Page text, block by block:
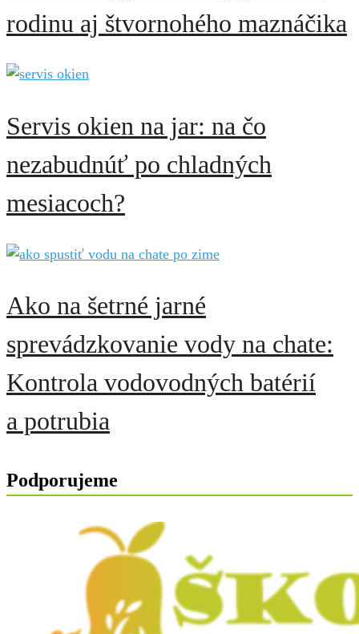
rodinu aj štvornohého maznáčika
Servis okien na jar: na čo
nezabudnúť po chladných
mesiacoch?
Ako na šetrné jarné
sprevádzkovanie vody na chate:
Kontrola vodovodných batérií
a potrubia
Podporujeme